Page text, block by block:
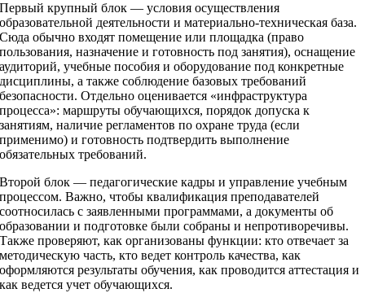
Первый крупный блок — условия осуществления
образовательной деятельности и материально-техническая база.
Сюда обычно входят помещение или площадка (право
пользования, назначение и готовность под занятия), оснащение
аудиторий, учебные пособия и оборудование под конкретные
дисциплины, а также соблюдение базовых требований
безопасности. Отдельно оценивается «инфраструктура
процесса»: маршруты обучающихся, порядок допуска к
занятиям, наличие регламентов по охране труда (если
применимо) и готовность подтвердить выполнение
обязательных требований.
Второй блок — педагогические кадры и управление учебным
процессом. Важно, чтобы квалификация преподавателей
соотносилась с заявленными программами, а документы об
образовании и подготовке были собраны и непротиворечивы.
Также проверяют, как организованы функции: кто отвечает за
методическую часть, кто ведет контроль качества, как
оформляются результаты обучения, как проводится аттестация и
как ведется учет обучающихся.